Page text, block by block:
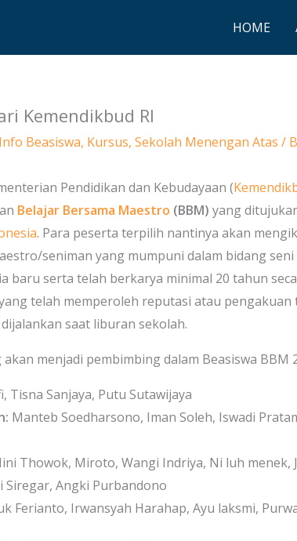
HOME
Kemendikbud RI
Info Beasiswa, Kursus, Sekolah Menengan Atas /
Pendidikan dan Kebudayaan (
Belajar Bersama Maestro (BBM) yang
. Para peserta terpilih nantinya akan
seniman yang mumpuni dalam bidang
baru serta telah berkarya minimal 20 tahun
telah memperoleh reputasi atau
saat liburan sekolah.
menjadi pembimbing dalam Beasiswa BBM
Tisna Sanjaya, Putu Sutawijaya
Manteb Soedharsono, Iman Soleh, Iswadi
Thowok, Miroto, Wangi Indriya, Ni luh menek,
Siregar, Angki Purbandono
Ferianto, Irwansyah Harahap, Ayu laksmi,